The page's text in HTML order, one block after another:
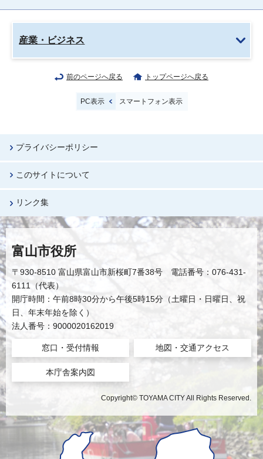
産業・ビジネス
前のページへ戻る トップページへ戻る
PC表示 スマートフォン表示
プライバシーポリシー
このサイトについて
リンク集
富山市役所
〒930-8510 富山県富山市新桜町7番38号 電話番号：076-431-
6111（代表）
開庁時間：午前8時30分から午後5時15分（土曜日・日曜日、祝
日、年末年始を除く）
法人番号：9000020162019
窓口・受付情報 地図・交通アクセス
本庁舎案内図
Copyright© TOYAMA CITY All Rights Reserved.